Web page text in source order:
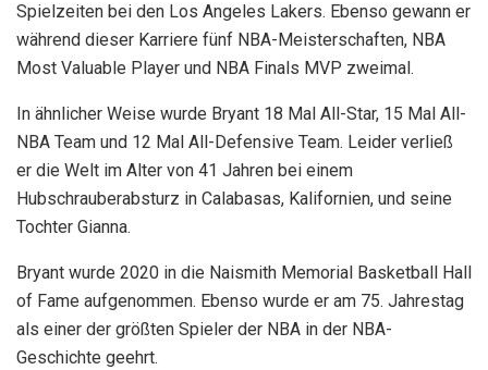
Spielzeiten bei den Los Angeles Lakers. Ebenso gewann er
während dieser Karriere fünf NBA-Meisterschaften, NBA
Most Valuable Player und NBA Finals MVP zweimal.
In ähnlicher Weise wurde Bryant 18 Mal All-Star, 15 Mal All-
NBA Team und 12 Mal All-Defensive Team. Leider verließ
er die Welt im Alter von 41 Jahren bei einem
Hubschrauberabsturz in Calabasas, Kalifornien, und seine
Tochter Gianna.
Bryant wurde 2020 in die Naismith Memorial Basketball Hall
of Fame aufgenommen. Ebenso wurde er am 75. Jahrestag
als einer der größten Spieler der NBA in der NBA-
Geschichte geehrt.